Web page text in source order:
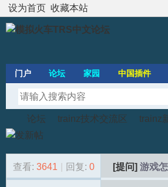
设为首页 收藏本站
门户 论坛 家园 中国插件
模»
论坛
›
trainz技术交流区
›
trainz
查看: 3641 回复: 0 [提问] 游戏